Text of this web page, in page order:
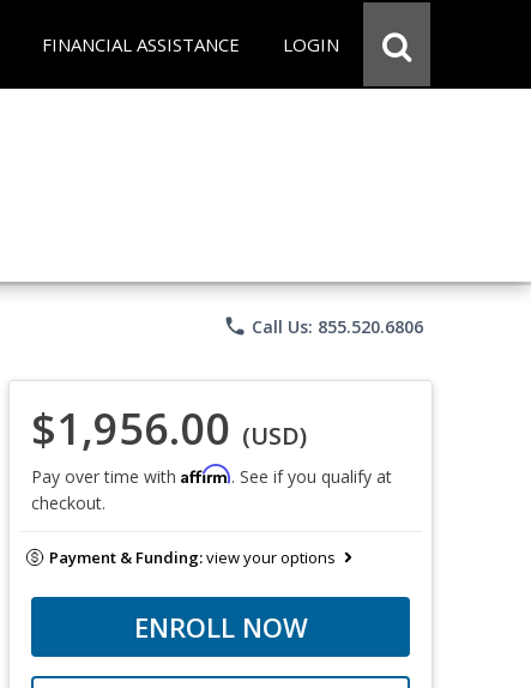
FINANCIAL ASSISTANCE LOGIN
phone Call Us: 855.520.6806
$1,956.00 (USD)
Pay over time with Affirm. See if you qualify at
checkout.
Payment & Funding:view your options
ENROLL NOW